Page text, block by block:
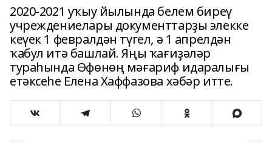
2020-2021 уҡыу йылында белем биреү
учреждениелары документтарҙы элекке
кеүек 1 февралдән түгел, ә 1 апрелдән
ҡабул итә башлай. Яңы ҡағиҙәләр
тураһында Өфөнөң мәғариф идаралығы
етәксеһе Елена Хаффазова хәбәр итте.